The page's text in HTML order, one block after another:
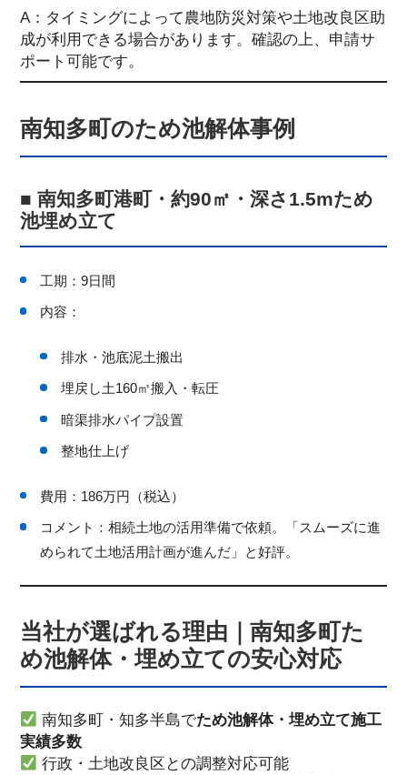
A：タイミングによって農地防災対策や土地改良区助
成が利用できる場合があります。確認の上、申請サ
ポート可能です。
南知多町のため池解体事例
■ 南知多町港町・約90㎡・深さ1.5mため
池埋め立て
工期：9日間
内容：
排水・池底泥土搬出
埋戻し土160㎥搬入・転圧
暗渠排水パイプ設置
整地仕上げ
費用：186万円（税込）
コメント：相続土地の活用準備で依頼。「スムーズに進
められて土地活用計画が進んだ」と好評。
当社が選ばれる理由｜南知多町た
め池解体・埋め立ての安心対応
南知多町・知多半島でため池解体・埋め立て施工
実績多数
行政・土地改良区との調整対応可能